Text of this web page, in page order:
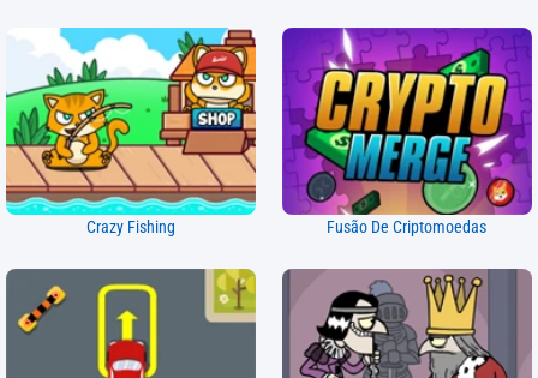
Crazy Fishing Fusão De Criptomoedas